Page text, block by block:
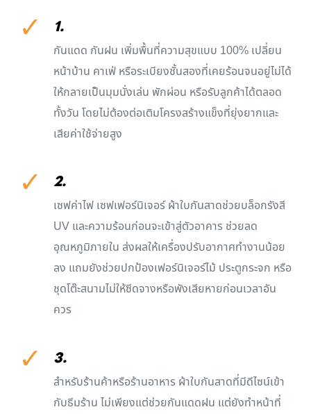
✓ 1.
กันแดด กันฝน เพิ่มพื้นที่ความสุขแบบ 100% เปลี่ยน
หน้าบ้าน คาเฟ่ หรือระเบียงชั้นสองที่เคยร้อนจนอยู่ไม่ได้
ให้กลายเป็นมุมนั่งเล่น พักผ่อน หรือรับลูกค้าได้ตลอด
ทั้งวัน โดยไม่ต้องต่อเติมโครงสร้างแข็งที่ยุ่งยากและ
เสียค่าใช้จ่ายสูง
✓ 2.
เซฟค่าไฟ เซฟเฟอร์นิเจอร์ ผ้าใบกันสาดช่วยบล็อกรังสี
UV และความร้อนก่อนจะเข้าสู่ตัวอาคาร ช่วยลด
อุณหภูมิภายใน ส่งผลให้เครื่องปรับอากาศทำงานน้อย
ลง แถมยังช่วยปกป้องเฟอร์นิเจอร์ไม้ ประตูกระจก หรือ
ชุดโต๊ะสนามไม่ให้ซีดจางหรือพังเสียหายก่อนเวลาอัน
ควร
✓ 3.
สำหรับร้านค้าหรือร้านอาหาร ผ้าใบกันสาดที่มีดีไซน์เข้า
กับธีมร้าน ไม่เพียงแต่ช่วยกันแดดฝน แต่ยังทำหน้าที่